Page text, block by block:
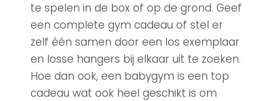
te spelen in de box of op de grond. Geef
een complete gym cadeau of stel er
zelf één samen door een los exemplaar
en losse hangers bij elkaar uit te zoeken.
Hoe dan ook, een babygym is een top
cadeau wat ook heel geschikt is om